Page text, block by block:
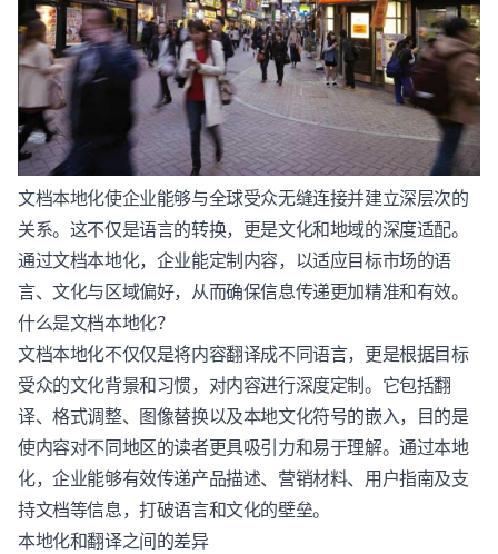
文档本地化使企业能够与全球受众无缝连接并建立深层次的
关系。这不仅是语言的转换，更是文化和地域的深度适配。
通过文档本地化，企业能定制内容，以适应目标市场的语
言、文化与区域偏好，从而确保信息传递更加精准和有效。
什么是文档本地化？
文档本地化不仅仅是将内容翻译成不同语言，更是根据目标
受众的文化背景和习惯，对内容进行深度定制。它包括翻
译、格式调整、图像替换以及本地文化符号的嵌入，目的是
使内容对不同地区的读者更具吸引力和易于理解。通过本地
化，企业能够有效传递产品描述、营销材料、用户指南及支
持文档等信息，打破语言和文化的壁垒。
本地化和翻译之间的差异